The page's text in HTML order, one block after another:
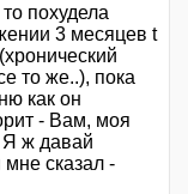
похудела
3 месяцев t
то же..), пока
как он
- Вам, моя
Я ж давай
сказал -